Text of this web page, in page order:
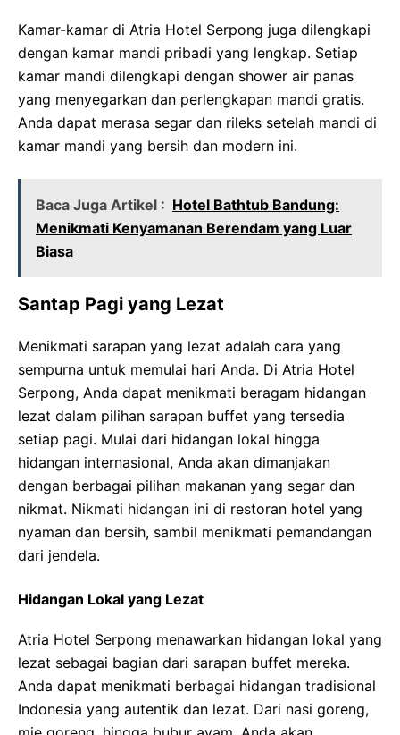
Kamar-kamar di Atria Hotel Serpong juga dilengkapi
dengan kamar mandi pribadi yang lengkap. Setiap
kamar mandi dilengkapi dengan shower air panas
yang menyegarkan dan perlengkapan mandi gratis.
Anda dapat merasa segar dan rileks setelah mandi di
kamar mandi yang bersih dan modern ini.
Baca Juga Artikel : Hotel Bathtub Bandung:
Menikmati Kenyamanan Berendam yang Luar
Biasa
Santap Pagi yang Lezat
Menikmati sarapan yang lezat adalah cara yang
sempurna untuk memulai hari Anda. Di Atria Hotel
Serpong, Anda dapat menikmati beragam hidangan
lezat dalam pilihan sarapan buffet yang tersedia
setiap pagi. Mulai dari hidangan lokal hingga
hidangan internasional, Anda akan dimanjakan
dengan berbagai pilihan makanan yang segar dan
nikmat. Nikmati hidangan ini di restoran hotel yang
nyaman dan bersih, sambil menikmati pemandangan
dari jendela.
Hidangan Lokal yang Lezat
Atria Hotel Serpong menawarkan hidangan lokal yang
lezat sebagai bagian dari sarapan buffet mereka.
Anda dapat menikmati berbagai hidangan tradisional
Indonesia yang autentik dan lezat. Dari nasi goreng,